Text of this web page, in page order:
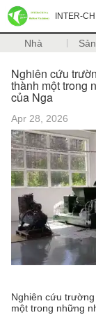
INTER-
Nhà
Nghiên cứu
thành một trong
của Nga
Apr 28, 2026
Nghiên cứu
một trong những